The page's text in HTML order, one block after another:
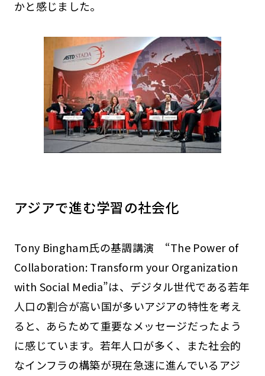
かと感じました。
アジアで進む学習の社会化
Tony Bingham氏の基調講演 “The Power of
Collaboration: Transform your Organization
with Social Media”は、デジタル世代である若年
人口の割合が高い国が多いアジアの特性を考え
ると、あらためて重要なメッセージだったよう
に感じています。若年人口が多く、また社会的
なインフラの構築が現在急速に進んでいるアジ